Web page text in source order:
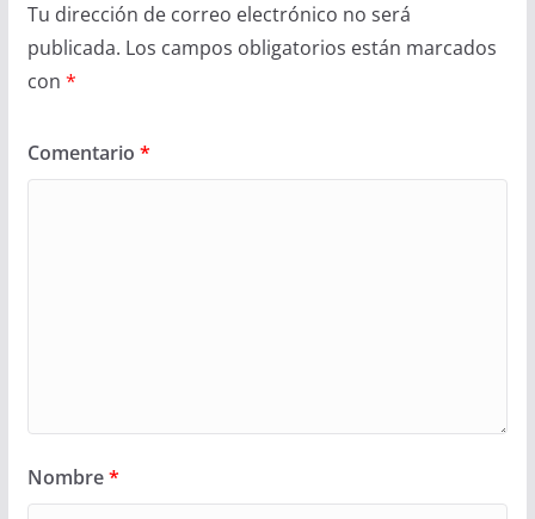
Tu dirección de correo electrónico no será
publicada. Los campos obligatorios están marcados
con *
Comentario *
Nombre*